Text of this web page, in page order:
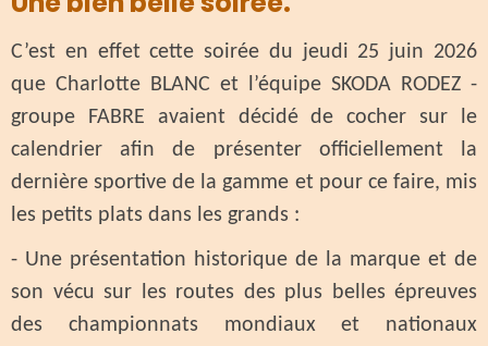
C’est en effet cette soirée du jeudi 25 juin 2026
que Charlotte BLANC et l’équipe SKODA RODEZ -
groupe FABRE avaient décidé de cocher sur le
calendrier afin de présenter officiellement la
dernière sportive de la gamme et pour ce faire, mis
les petits plats dans les grands :
- Une présentation historique de la marque et de
son vécu sur les routes des plus belles épreuves
des championnats mondiaux et nationaux